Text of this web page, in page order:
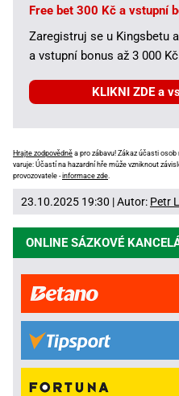
Free bet 300 Kč a vstupní
Zaregistruj se u Kingsbetu
a vstupní bonus až 3 000
KLIKNI ZDE a
Hrajte zodpovědně a pro zábavu! Zákaz účasti
varuje: Účastí na hazardní hře může vzniknout
provozovatele -informace zde.
23.10.2025 19:30 | Autor: Petr
ONLINE SÁZKOVÉ